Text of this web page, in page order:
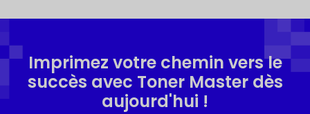
Imprimez votre chemin vers le
succès avec Toner Master dès
aujourd'hui !